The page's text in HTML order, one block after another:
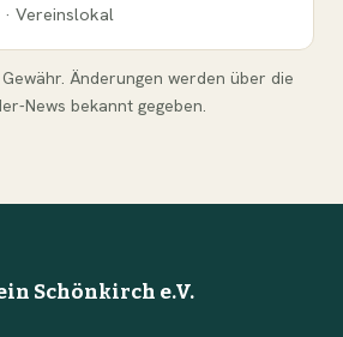
· Vereinslokal
Änderungen werden über die
News bekannt gegeben.
Schönkirch e.V.